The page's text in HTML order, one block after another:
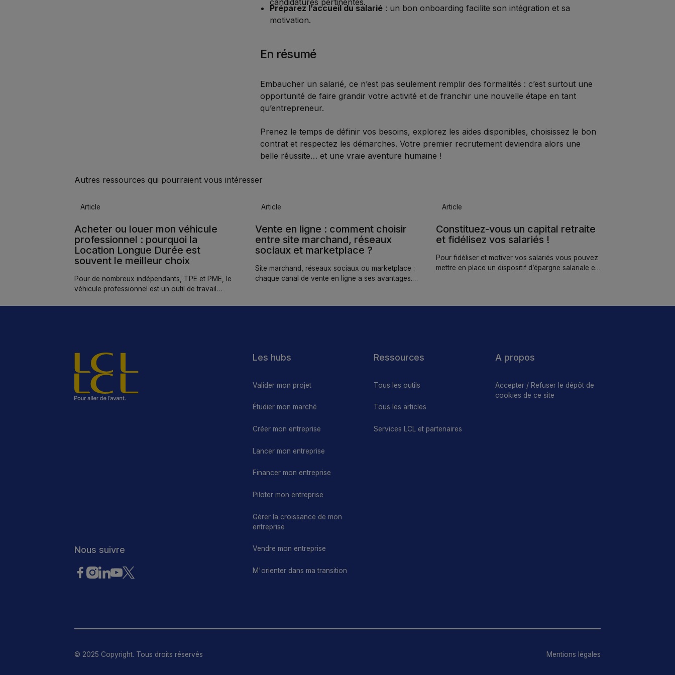
Préparez l’accueil du salarié : un bon onboarding facilite son intégration et sa
motivation.
En résumé
Embaucher un salarié, ce n’est pas seulement remplir des formalités : c’est surtout une
opportunité de faire grandir votre activité et de franchir une nouvelle étape en tant
qu’entrepreneur.
Prenez le temps de définir vos besoins, explorez les aides disponibles, choisissez le bon
contrat et respectez les démarches. Votre premier recrutement deviendra alors une
belle réussite… et une vraie aventure humaine !
Autres ressources qui pourraient vous intéresser
Article
Acheter ou louer mon véhicule
professionnel : pourquoi la
Location Longue Durée est
souvent le meilleur choix
Pour de nombreux indépendants, TPE et PME, le
véhicule professionnel est un outil de travail
Article
Vente en ligne : comment choisir
entre site marchand, réseaux
sociaux et marketplace ?
Site marchand, réseaux sociaux ou marketplace :
chaque canal de vente en ligne a ses avantages.
Article
Constituez-vous un capital retraite
et fidélisez vos salariés !
Pour fidéliser et motiver vos salariés vous pouvez
mettre en place un dispositif d’épargne salariale et
Nous suivre
Les hubs
Valider mon projet
Étudier mon marché
Créer mon entreprise
Lancer mon entreprise
Financer mon entreprise
Piloter mon entreprise
Gérer la croissance de mon
entreprise
Vendre mon entreprise
M'orienter dans ma transition
Ressources
Tous les outils
Tous les articles
Services LCL et partenaires
A propos
Accepter / Refuser le dépôt de
cookies de ce site
© 2025 Copyright. Tous droits réservés Mentions légales